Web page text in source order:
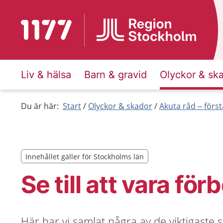
Till startsidan för 1177
Liv & hälsa Barn & gravid Olyckor &
Du är här: Start Olyckor & skador Akuta råd –
Se till att vara
Innehållet gäller för Stockholms län
Innehållet gäller för Stockholms län